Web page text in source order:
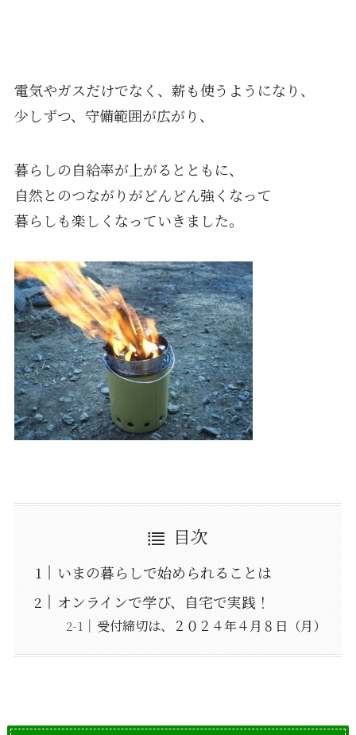
電気やガスだけでなく、薪も使うようになり、
少しずつ、守備範囲が広がり、
暮らしの自給率が上がるとともに、
自然とのつながりがどんどん強くなって
暮らしも楽しくなっていきました。
目次
いまの暮らしで始められることは
オンラインで学び、自宅で実践！
受付締切は、２０２４年４月８日（月）